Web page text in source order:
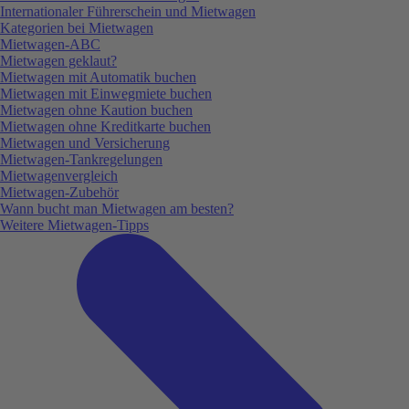
Internationaler Führerschein und Mietwagen
Kategorien bei Mietwagen
Mietwagen-ABC
Mietwagen geklaut?
Mietwagen mit Automatik buchen
Mietwagen mit Einwegmiete buchen
Mietwagen ohne Kaution buchen
Mietwagen ohne Kreditkarte buchen
Mietwagen und Versicherung
Mietwagen-Tankregelungen
Mietwagenvergleich
Mietwagen-Zubehör
Wann bucht man Mietwagen am besten?
Weitere Mietwagen-Tipps